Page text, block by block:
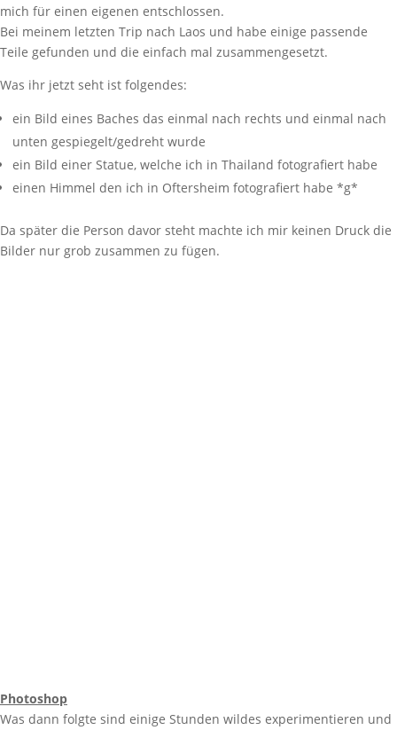
mich für einen eigenen entschlossen.
Bei meinem letzten Trip nach Laos und habe einige passende
Teile gefunden und die einfach mal zusammengesetzt.
Was ihr jetzt seht ist folgendes:
ein Bild eines Baches das einmal nach rechts und einmal nach
unten gespiegelt/gedreht wurde
ein Bild einer Statue, welche ich in Thailand fotografiert habe
einen Himmel den ich in Oftersheim fotografiert habe *g*
Da später die Person davor steht machte ich mir keinen Druck die
Bilder nur grob zusammen zu fügen.
Photoshop
Was dann folgte sind einige Stunden wildes experimentieren und